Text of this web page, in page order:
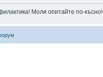
Моля опитайте по-късно!